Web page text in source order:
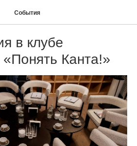
События
в клубе
Канта!»